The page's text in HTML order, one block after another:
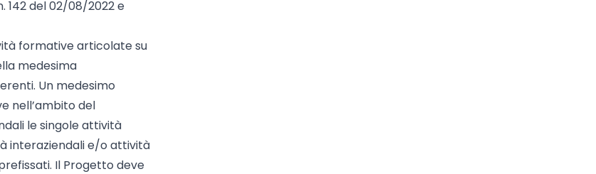
142 del 02/08/2022 e
formative articolate su
medesima
Un medesimo
nell’ambito del
le singole attività
interaziendali e/o attività
Il Progetto deve